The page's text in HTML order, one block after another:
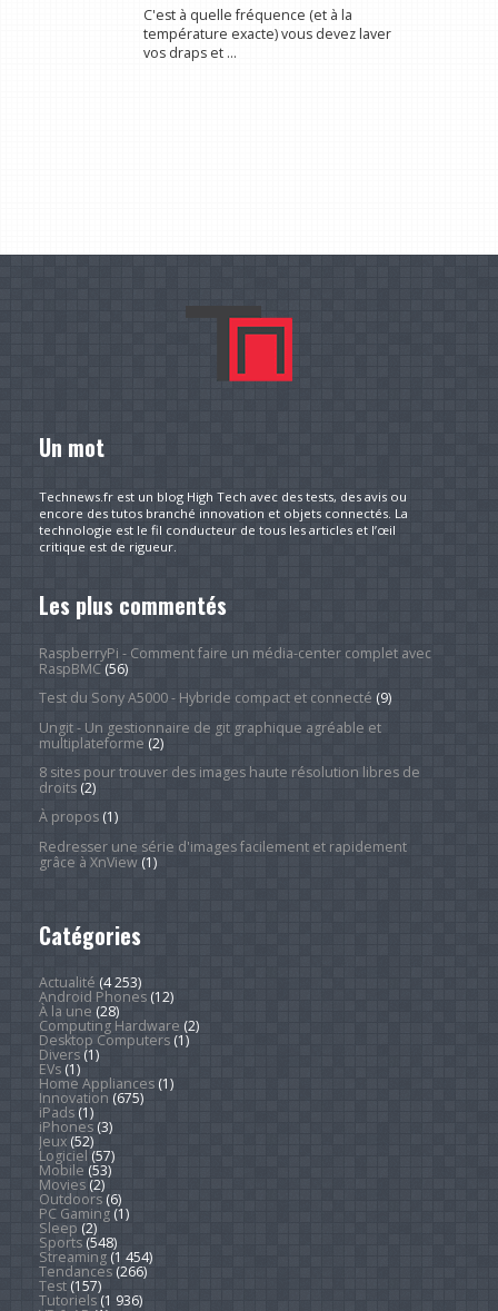
C'est à quelle fréquence (et à la
température exacte) vous devez laver
vos draps et ...
Un mot
Technews.fr est un blog High Tech avec des tests, des avis ou
encore des tutos branché innovation et objets connectés. La
technologie est le fil conducteur de tous les articles et l’œil
critique est de rigueur.
Les plus commentés
RaspberryPi - Comment faire un média-center complet avec
RaspBMC(56)
Test du Sony A5000 - Hybride compact et connecté (9)
Ungit - Un gestionnaire de git graphique agréable et
multiplateforme (2)
8 sites pour trouver des images haute résolution libres de
droits(2)
À propos(1)
Redresser une série d'images facilement et rapidement
grâce à XnView(1)
Catégories
Actualité (4 253)
Android Phones(12)
À la une (28)
Computing Hardware (2)
Desktop Computers(1)
Divers(1)
EVs(1)
Home Appliances(1)
Innovation (675)
iPads(1)
iPhones(3)
Jeux(52)
Logiciel (57)
Mobile (53)
Movies(2)
Outdoors(6)
PC Gaming(1)
Sleep (2)
Sports(548)
Streaming(1 454)
Tendances(266)
Test(157)
Tutoriels(1 936)